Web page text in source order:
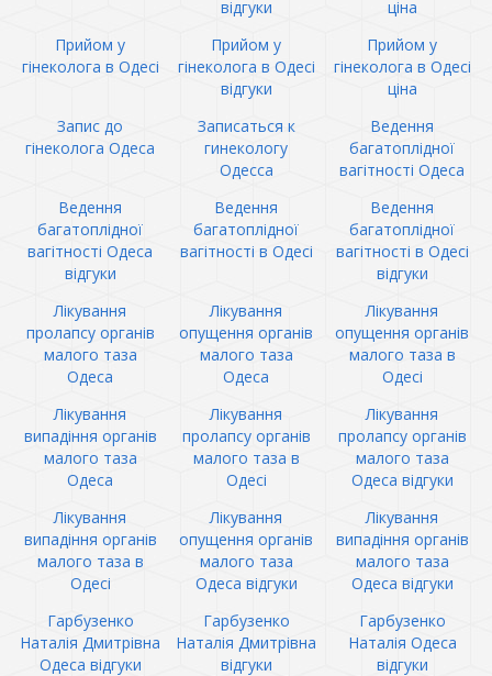
відгуки
ціна
Прийом у
гінеколога в Одесі
Прийом у
гінеколога в Одесі
відгуки
Прийом у
гінеколога в Одесі
ціна
Запис до
гінеколога Одеса
Записаться к
гинекологу
Одесса
Ведення
багатоплідної
вагітності Одеса
Ведення
багатоплідної
вагітності Одеса
відгуки
Ведення
багатоплідної
вагітності в Одесі
Ведення
багатоплідної
вагітності в Одесі
відгуки
Лікування
пролапсу органів
малого таза
Одеса
Лікування
опущення органів
малого таза
Одеса
Лікування
опущення органів
малого таза в
Одесі
Лікування
випадіння органів
малого таза
Одеса
Лікування
пролапсу органів
малого таза в
Одесі
Лікування
пролапсу органів
малого таза
Одеса відгуки
Лікування
випадіння органів
малого таза в
Одесі
Лікування
опущення органів
малого таза
Одеса відгуки
Лікування
випадіння органів
малого таза
Одеса відгуки
Гарбузенко
Наталія Дмитрівна
Одеса відгуки
Гарбузенко
Наталія Дмитрівна
відгуки
Гарбузенко
Наталія Одеса
відгуки